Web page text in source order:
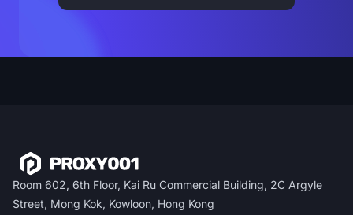
Room 602, 6th Floor, Kai Ru Commercial Building, 2C Argyle
Street, Mong Kok, Kowloon, Hong Kong